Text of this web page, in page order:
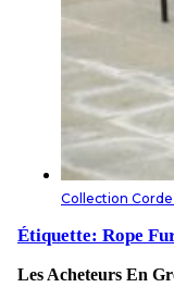
Collection
Étiquette: Rope
Les Acheteurs En